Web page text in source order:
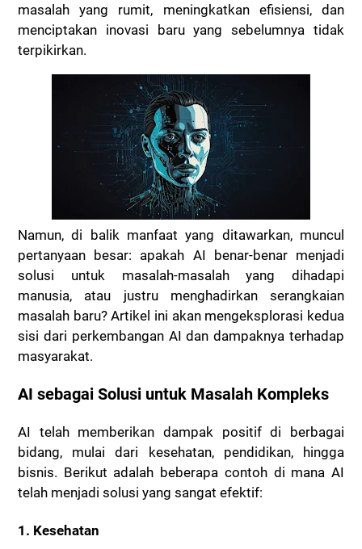
masalah yang rumit, meningkatkan efisiensi, dan
menciptakan inovasi baru yang sebelumnya tidak
terpikirkan.
Namun, di balik manfaat yang ditawarkan, muncul
pertanyaan besar: apakah AI benar-benar menjadi
solusi untuk masalah-masalah yang dihadapi
manusia, atau justru menghadirkan serangkaian
masalah baru? Artikel ini akan mengeksplorasi kedua
sisi dari perkembangan AI dan dampaknya terhadap
masyarakat.
AI sebagai Solusi untuk Masalah Kompleks
AI telah memberikan dampak positif di berbagai
bidang, mulai dari kesehatan, pendidikan, hingga
bisnis. Berikut adalah beberapa contoh di mana AI
telah menjadi solusi yang sangat efektif:
1. Kesehatan